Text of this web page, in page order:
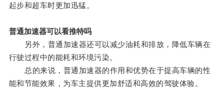
起步和超车时更加迅猛。
普通加速器可以看推特吗
另外，普通加速器还可以减少油耗和排放，降低车辆在
行驶过程中的能耗和环境污染。
总的来说，普通加速器的作用和优势在于提高车辆的性
能和节能效果，为车主提供更加舒适和高效的驾驶体验。